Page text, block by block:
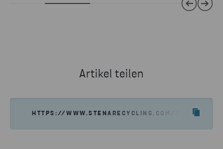
Artikel teilen
HTTPS://WWW.STENARECYCLING.COM/DE/